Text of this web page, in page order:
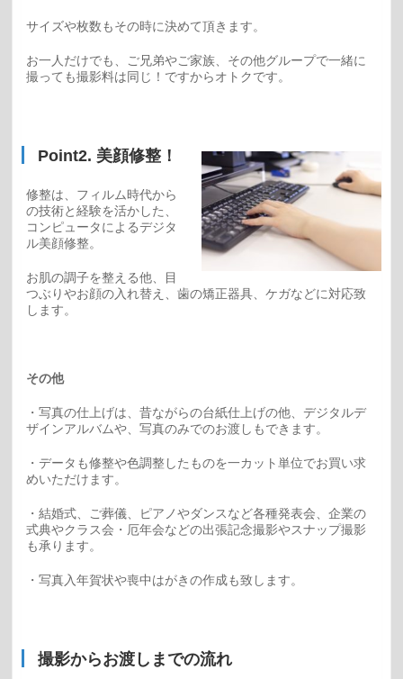
サイズや枚数もその時に決めて頂きます。
お一人だけでも、ご兄弟やご家族、その他グループで一緒に
撮っても撮影料は同じ！ですからオトクです。
Point2. 美顔修整！
修整は、フィルム時代から
の技術と経験を活かした、
コンピュータによるデジタ
ル美顔修整。
お肌の調子を整える他、目
つぶりやお顔の入れ替え、歯の矯正器具、ケガなどに対応致
します。
その他
・写真の仕上げは、昔ながらの台紙仕上げの他、デジタルデ
ザインアルバムや、写真のみでのお渡しもできます。
・データも修整や色調整したものを一カット単位でお買い求
めいただけます。
・結婚式、ご葬儀、ピアノやダンスなど各種発表会、企業の
式典やクラス会・厄年会などの出張記念撮影やスナップ撮影
も承ります。
・写真入年賀状や喪中はがきの作成も致します。
撮影からお渡しまでの流れ